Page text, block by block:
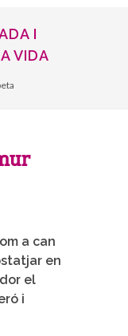
I
VIDA
a can
en
el
i